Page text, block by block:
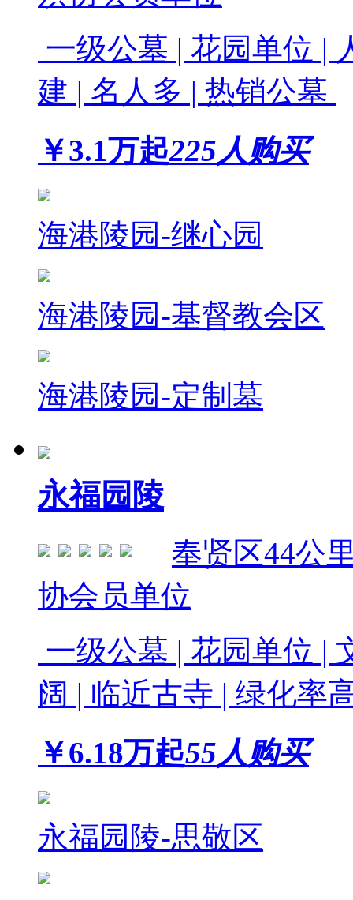
一级公墓 | 花园单位 |
建 | 名人多 | 热销公墓
￥3.1万起225人购买
海港陵园-继心园
海港陵园-基督教会区
海港陵园-定制墓
永福园陵
奉贤区44公
协会员单位
一级公墓 | 花园单位 |
阔 | 临近古寺 | 绿化率
￥6.18万起55人购买
永福园陵-思敬区